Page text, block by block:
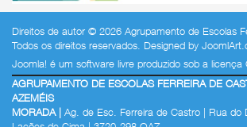
Direitos de autor © 2026 Agrupamento de Escolas
Todos os direitos reservados. Designed by
Joomla! é um software livre produzido sob a licença
AGRUPAMENTO DE ESCOLAS FERREIRA DE
AZEMÉIS
MORADA | Ag. de Esc. Ferreira de Castro | Rua do